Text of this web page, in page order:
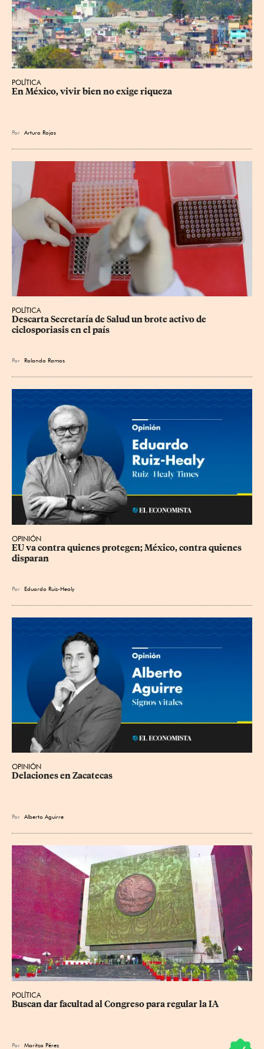
POLÍTICA
En México, vivir bien no exige riqueza
Por Arturo Rojas
POLÍTICA
Descarta Secretaría de Salud un brote activo de
ciclosporiasis en el país
Por Rolando Ramos
OPINIÓN
EU va contra quienes protegen; México, contra quienes
disparan
Por Eduardo Ruiz-Healy
OPINIÓN
Delaciones en Zacatecas
Por Alberto Aguirre
POLÍTICA
Buscan dar facultad al Congreso para regular la IA
Por Maritza Pérez